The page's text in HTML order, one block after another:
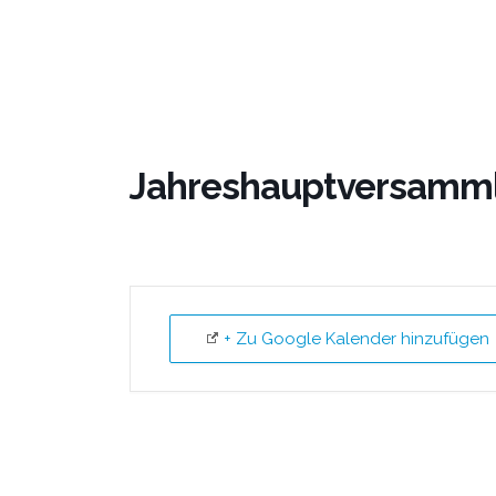
+ Zu Google Kalender hinzufügen